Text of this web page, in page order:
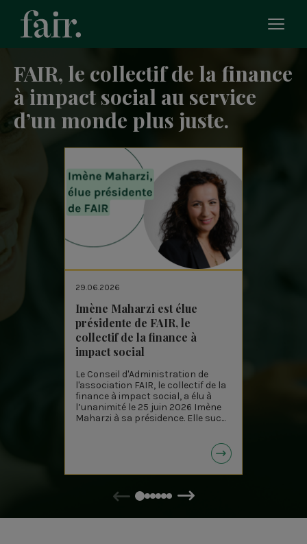
le
FAIR, le collectif de la finance
à impact social au service
d’un monde plus juste.
29.06.2026
Imène Maharzi est élue
présidente de FAIR, le
collectif de la finance à
impact social
Le Conseil d'Administration de
l'association FAIR, le collectif de la
finance à impact social, a élu à
l’unanimité le 25 juin 2026 Imène
Maharzi à sa présidence. Elle suc...
Précédent Suivant